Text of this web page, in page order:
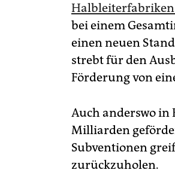
bei einem
einen neuen
strebt für den
Förderung von
Auch anderswo in
Milliarden
Subventionen
zurückzuholen.